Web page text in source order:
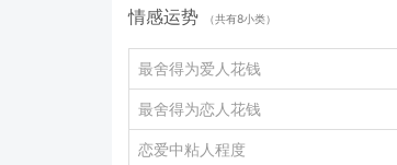
情感运势 （共有8小类）
最舍得为爱人花钱
最舍得为恋人花钱
恋爱中粘人程度